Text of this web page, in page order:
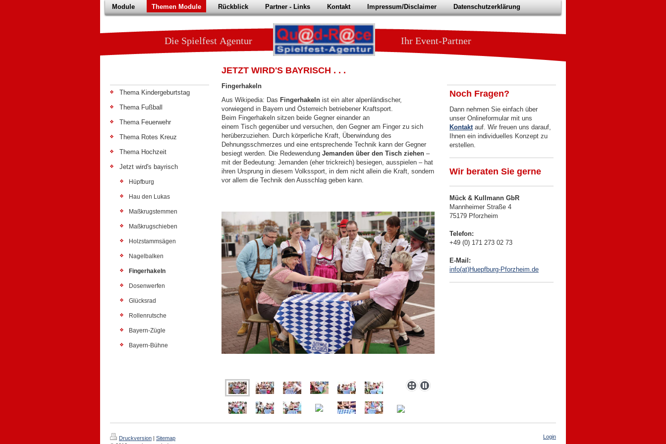
Module Themen Module Rückblick Partner - Links Kontakt Impressum/Disclaimer Datenschutzerklärung
Die Spielfest Agentur Ihr Event-Partner
Thema Kindergeburtstag
Thema Fußball
Thema Feuerwehr
Thema Rotes Kreuz
Thema Hochzeit
Jetzt wird's bayrisch
Hüpfburg
Hau den Lukas
Maßkrugstemmen
Maßkrugschieben
Holzstammsägen
Nagelbalken
Fingerhakeln
Dosenwerfen
Glücksrad
Rollenrutsche
Bayern-Zügle
Bayern-Bühne
JETZT WIRD'S BAYRISCH . . .
Fingerhakeln
Aus Wikipedia: Das Fingerhakeln ist ein alter alpenländischer,
vorwiegend in Bayern und Österreich betriebener Kraftsport.
Beim Fingerhakeln sitzen beide Gegner einander an
einem Tisch gegenüber und versuchen, den Gegner am Finger zu sich
herüberzuziehen. Durch körperliche Kraft, Überwindung des
Dehnungsschmerzes und eine entsprechende Technik kann der Gegner
besiegt werden. Die Redewendung Jemanden über den Tisch ziehen –
mit der Bedeutung: Jemanden (eher trickreich) besiegen, ausspielen – hat
ihren Ursprung in diesem Volkssport, in dem nicht allein die Kraft, sondern
vor allem die Technik den Ausschlag geben kann.
Noch Fragen?
Dann nehmen Sie einfach über
unser Onlineformular mit uns
Kontaktauf. Wir freuen uns darauf,
Ihnen ein individuelles Konzept zu
erstellen.
Wir beraten Sie gerne
Mück & Kullmann GbR
Mannheimer Straße 4
75179 Pforzheim
Telefon:
+49 (0) 171 273 02 73
E-Mail:
info(at)Huepfburg-Pforzheim.de
Druckversion | Sitemap
Login